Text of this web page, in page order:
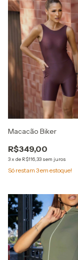
Macacão Biker
R$349,00
3x de R$116,33 sem juros
Só restam 3em estoque!